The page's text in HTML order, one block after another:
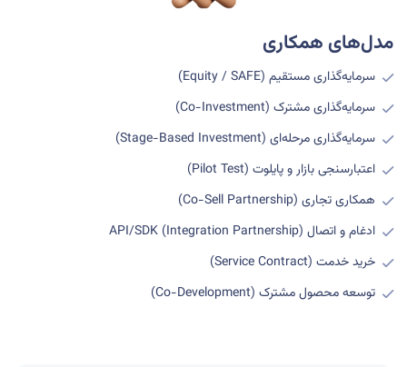
مدل‌های همکاری
سرمایه‌گذاری مستقیم (Equity / SAFE
)
سرمایه‌گذاری مشترک (Co-Investment
)
سرمایه‌گذاری مرحله‌ای (Stage-Based Investment
)
اعتبارسنجی بازار و پایلوت (Pilot Test
)
همکاری تجاری (Co-Sell Partnership
)
ادغام و اتصال API/SDK (Integration Partnership)
خرید خدمت (Service Contract
)
توسعه محصول مشترک (Co-Development
)